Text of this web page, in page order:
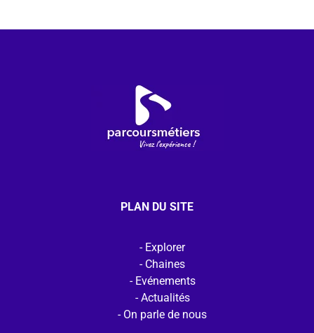
PLAN DU SITE
Explorer
Chaines
Evénements
Actualités
On parle de nous